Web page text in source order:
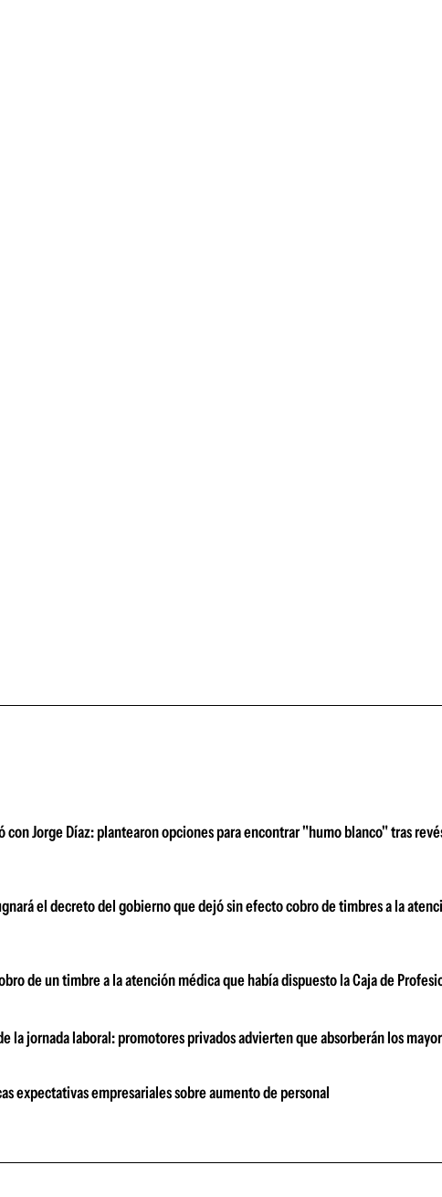
Jorge Díaz: plantearon opciones para encontrar "humo blanco" tras
el decreto del gobierno que dejó sin efecto cobro de timbres a la
de un timbre a la atención médica que había dispuesto la Caja de
la jornada laboral: promotores privados advierten que absorberán los
expectativas empresariales sobre aumento de personal